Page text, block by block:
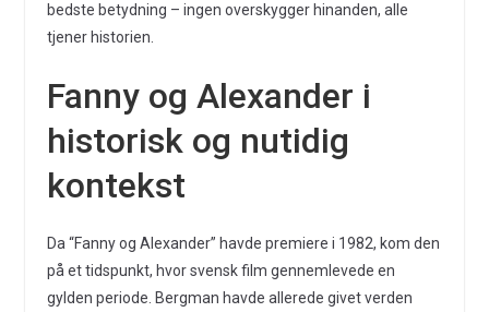
bedste betydning – ingen overskygger hinanden, alle
tjener historien.
Fanny og Alexander i
historisk og nutidig
kontekst
Da “Fanny og Alexander” havde premiere i 1982, kom den
på et tidspunkt, hvor svensk film gennemlevede en
gylden periode. Bergman havde allerede givet verden